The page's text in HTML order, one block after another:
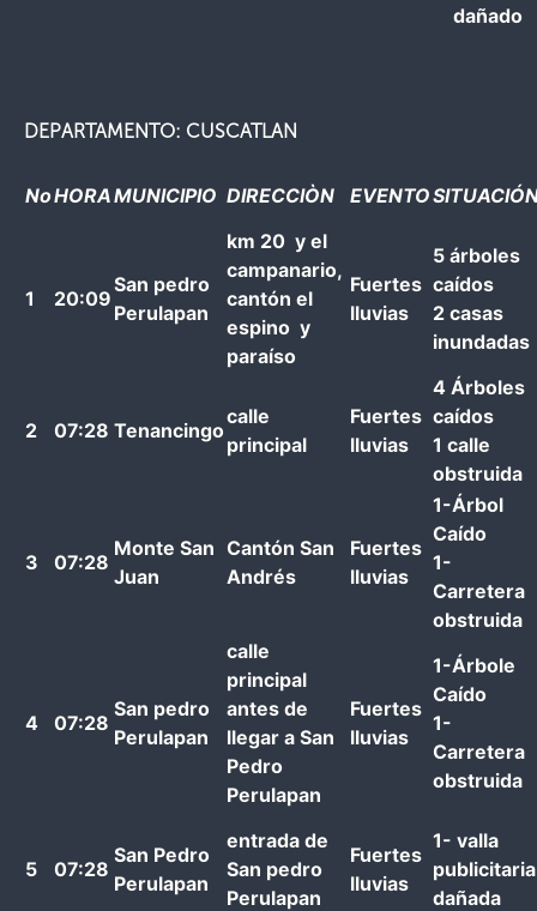
dañado
DEPARTAMENTO: CUSCATLAN
NoHORAMUNICIPIO DIRECCIÒN EVENTO
1 20:09
San pedro
Perulapan
km 20 y el
campanario,
cantón el
espino y
paraíso
Fuertes
lluvias
5 árboles
caídos
2 casas
inundadas
2 07:28 Tenancingo
calle
principal
Fuertes
lluvias
4 Árboles
caídos
1 calle
obstruida
3 07:28
Monte San
Juan
Cantón San
Andrés
Fuertes
lluvias
1-Árbol
Caído
1-
Carretera
obstruida
4 07:28
San pedro
Perulapan
calle
principal
antes de
llegar a San
Pedro
Perulapan
Fuertes
lluvias
1-Árbole
Caído
1-
Carretera
obstruida
5 07:28
San Pedro
Perulapan
entrada de
San pedro
Perulapan
Fuertes
lluvias
1- valla
publicitaria
dañada